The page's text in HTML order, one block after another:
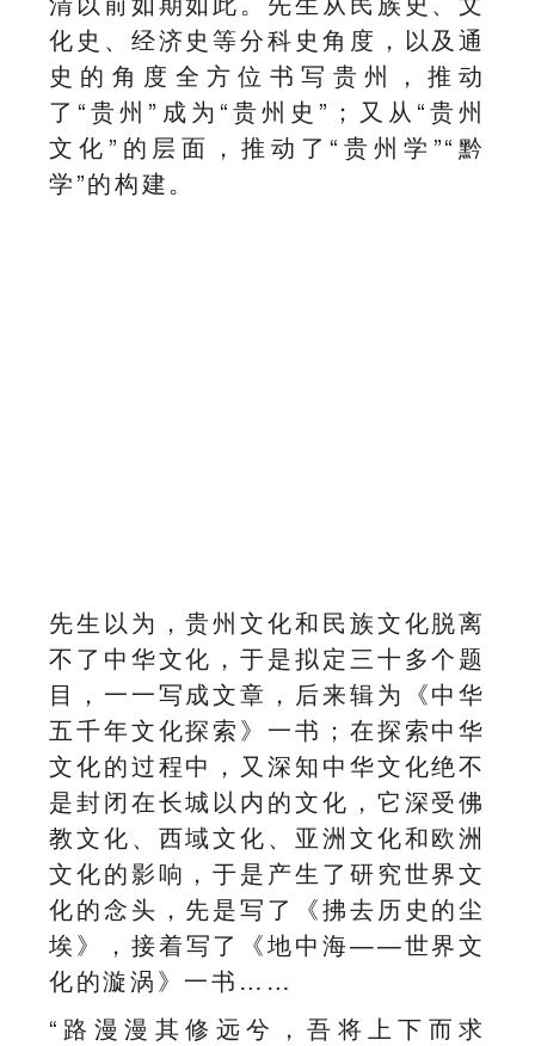
化史、经济史等分科史角度，以及通
史的角度全方位书写贵州，推动
了“贵州”成为“贵州史”；又从“贵州
文化”的层面，推动了“贵州学”“黔
学”的构建。
先生以为，贵州文化和民族文化脱离
不了中华文化，于是拟定三十多个题
目，一一写成文章，后来辑为《中华
五千年文化探索》一书；在探索中华
文化的过程中，又深知中华文化绝不
是封闭在长城以内的文化，它深受佛
教文化、西域文化、亚洲文化和欧洲
文化的影响，于是产生了研究世界文
化的念头，先是写了《拂去历史的尘
埃》，接着写了《地中海——世界文
化的漩涡》一书……
“路漫漫其修远兮，吾将上下而求